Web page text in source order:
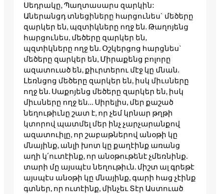
Սեդրակը, Պաղտասարս զարկին:
Աներանցդ տնեցիները հարցունես` մեծերը
զարկեր են, պզտիկները ողջ են. Թաղոյենց
հարցունես, մեծերը զարկեր են,
պզտիկները ողջ են. Օշկերցոց հարցնես`
մեծերը զարկեր են, Միրաքենց բոլորը
ազատուած են, քիւրտերու մէջ կը մնան.
Լեռնցոց մեծերը զարկեր են, իսկ միւսները
ողջ են. Սաքոյենց մեծերը զարկեր են, իսկ
միւսները ողջ են… Սիրելիս, մեր քաշած
նեղութիւնը շատ է, որ չեմ կրնար թղթի
կտորով պատմել մեր ինչ չարչարանքով
ազատուիլը, որ շաբաթներով անօթի կը
մնայինք, անլի խոտ կը քաղէինք առանց
աղի կ՛ուտէինք, որ անօթութենէ չմեռնինք.
տարի մը այսպէս նեղութիւն. միշտ ալ գրեթէ
այսպէս անօթի կը մնայինք, գարի հաց չէինք
գտներ, որ ուտէինք, մինչեւ Տէր Աստուած